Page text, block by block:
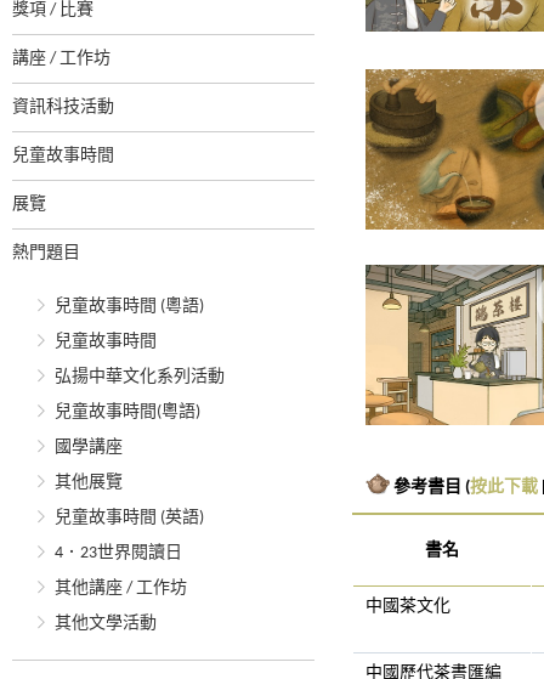
獎項 / 比賽
講座 / 工作坊
資訊科技活動
兒童故事時間
展覽
熱門題目
兒童故事時間 (粵語)
兒童故事時間
弘揚中華文化系列活動
兒童故事時間(粵語)
國學講座
其他展覽
兒童故事時間 (英語)
4．23世界閱讀日
其他講座 / 工作坊
其他文學活動
參考書目 (按此下載
書名
中國茶文化
中國歷代茶書匯編